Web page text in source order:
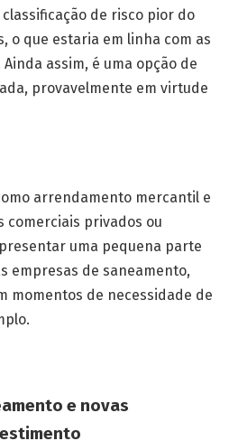
de risco pior do
o que estaria em linha com as
assim, é uma opção de
provavelmente em virtude
arrendamento mercantil e
comerciais privados ou
uma pequena parte
empresas de saneamento,
momentos de necessidade de
e novas